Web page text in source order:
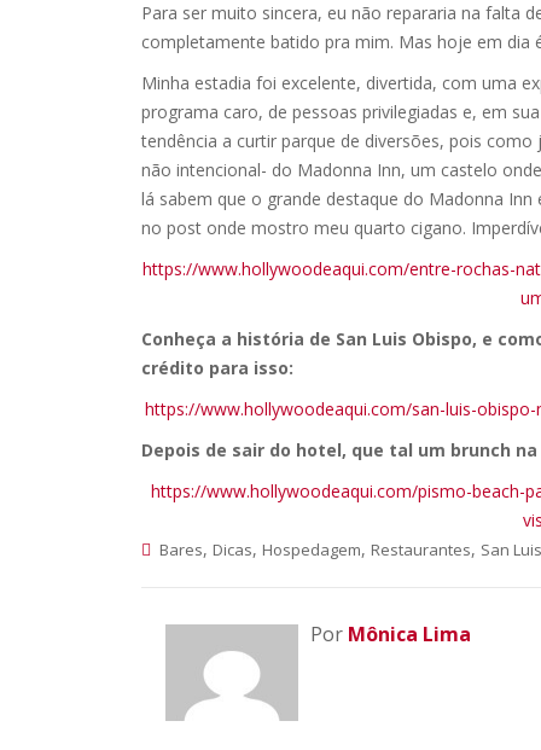
Para ser muito sincera, eu não repararia na falta
completamente batido pra mim. Mas hoje em dia
Minha estadia foi excelente, divertida, com uma
programa caro, de pessoas privilegiadas e, em
tendência a curtir parque de diversões, pois
não intencional- do Madonna Inn, um castelo
lá sabem que o grande destaque do Madonna
no post onde mostro meu quarto cigano.
https://www.hollywoodeaqui.com/entre-rochas-
Conheça a história de San Luis Obispo, e
crédito para isso:
https://www.hollywoodeaqui.com/san-luis-
Depois de sair do hotel, que tal um brunch
https://www.hollywoodeaqui.com/pismo-beach-
Bares, Dicas, Hospedagem, Restaurantes, San
Por Mônica Lima